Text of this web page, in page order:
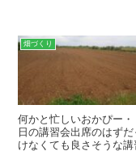
畑づくり
何かと忙しいおかぴー
日の講習会出席のはず
けなくても良さそうな